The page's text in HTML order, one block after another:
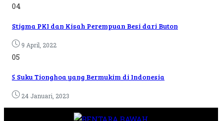
04
Stigma PKI dan Kisah Perempuan Besi dari Buton
9 April, 2022
05
5 Suku Tionghoa yang Bermukim di Indonesia
24 Januari, 2023